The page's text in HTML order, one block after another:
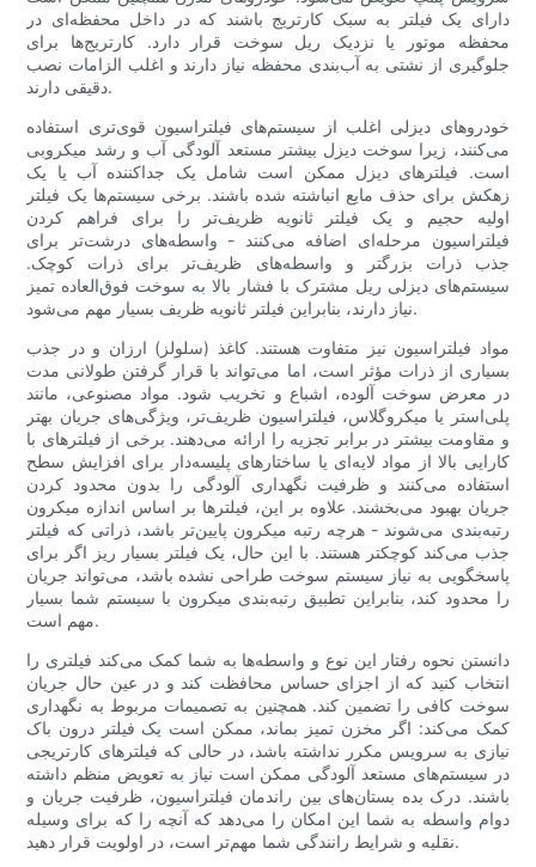
دارای یک فیلتر به سبک کارتریج باشند که در داخل محفظه‌ای در
محفظه موتور یا نزدیک ریل سوخت قرار دارد. کارتریج‌ها برای
جلوگیری از نشتی به آب‌بندی محفظه نیاز دارند و اغلب الزامات نصب
دقیقی دارند.
خودروهای دیزلی اغلب از سیستم‌های فیلتراسیون قوی‌تری استفاده
می‌کنند، زیرا سوخت دیزل بیشتر مستعد آلودگی آب و رشد میکروبی
است. فیلترهای دیزل ممکن است شامل یک جداکننده آب یا یک
زهکش برای حذف مایع انباشته شده باشند. برخی سیستم‌ها یک فیلتر
اولیه حجیم و یک فیلتر ثانویه ظریف‌تر را برای فراهم کردن
فیلتراسیون مرحله‌ای اضافه می‌کنند - واسطه‌های درشت‌تر برای
جذب ذرات بزرگتر و واسطه‌های ظریف‌تر برای ذرات کوچک.
سیستم‌های دیزلی ریل مشترک با فشار بالا به سوخت فوق‌العاده تمیز
نیاز دارند، بنابراین فیلتر ثانویه ظریف بسیار مهم می‌شود.
مواد فیلتراسیون نیز متفاوت هستند. کاغذ (سلولز) ارزان و در جذب
بسیاری از ذرات مؤثر است، اما می‌تواند با قرار گرفتن طولانی مدت
در معرض سوخت آلوده، اشباع و تخریب شود. مواد مصنوعی، مانند
پلی‌استر یا میکروگلاس، فیلتراسیون ظریف‌تر، ویژگی‌های جریان بهتر
و مقاومت بیشتر در برابر تجزیه را ارائه می‌دهند. برخی از فیلترهای با
کارایی بالا از مواد لایه‌ای یا ساختارهای پلیسه‌دار برای افزایش سطح
استفاده می‌کنند و ظرفیت نگهداری آلودگی را بدون محدود کردن
جریان بهبود می‌بخشند. علاوه بر این، فیلترها بر اساس اندازه میکرون
رتبه‌بندی می‌شوند - هرچه رتبه میکرون پایین‌تر باشد، ذراتی که فیلتر
جذب می‌کند کوچکتر هستند. با این حال، یک فیلتر بسیار ریز اگر برای
پاسخگویی به نیاز سیستم سوخت طراحی نشده باشد، می‌تواند جریان
را محدود کند، بنابراین تطبیق رتبه‌بندی میکرون با سیستم شما بسیار
مهم است.
دانستن نحوه رفتار این نوع و واسطه‌ها به شما کمک می‌کند فیلتری را
انتخاب کنید که از اجزای حساس محافظت کند و در عین حال جریان
سوخت کافی را تضمین کند. همچنین به تصمیمات مربوط به نگهداری
کمک می‌کند: اگر مخزن تمیز بماند، ممکن است یک فیلتر درون باک
نیازی به سرویس مکرر نداشته باشد، در حالی که فیلترهای کارتریجی
در سیستم‌های مستعد آلودگی ممکن است نیاز به تعویض منظم داشته
باشند. درک بده بستان‌های بین راندمان فیلتراسیون، ظرفیت جریان و
دوام واسطه به شما این امکان را می‌دهد که آنچه را که برای وسیله
نقلیه و شرایط رانندگی شما مهم‌تر است، در اولویت قرار دهید.